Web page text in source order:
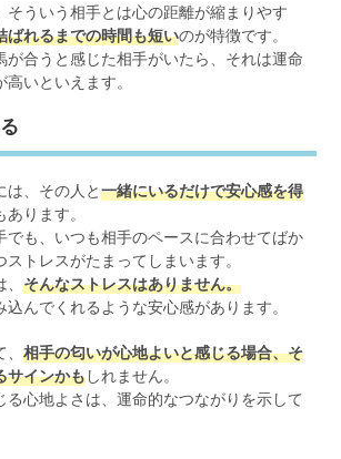
そういう相手とは心の距離が縮まりやす
ばれるまでの時間も短いのが特徴です。
が合うと感じた相手がいたら、それは運命
いといえます。
は、その人と一緒にいるだけで安心感を得
ります。
でも、いつも相手のペースに合わせてばか
トレスがたまってしまいます。
、そんなストレスはありません。
込んでくれるような安心感があります。
、相手の匂いが心地よいと感じる場合、そ
サインかもしれません。
る心地よさは、運命的なつながりを示して